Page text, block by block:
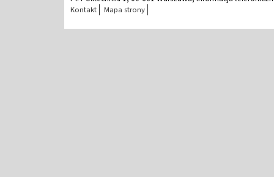
Kontakt Mapa strony